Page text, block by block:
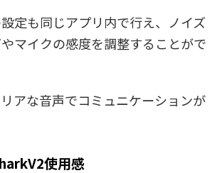
定も同じアプリ内で行え、ノイズ
マイクの感度を調整することがで
アな音声でコミュニケーションが
使用感